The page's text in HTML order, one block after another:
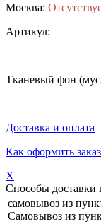
Москва:
Артикул:
Тканевый фон
Доставка и оплата
Как оформить
X
Способы доставки
самовывоз из
Самовывоз из